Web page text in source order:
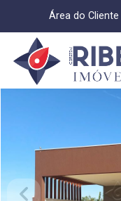
Área do Cliente